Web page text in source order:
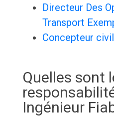
Directeur Des
Transport
Concepteur
Quelles sont
Ingénieur